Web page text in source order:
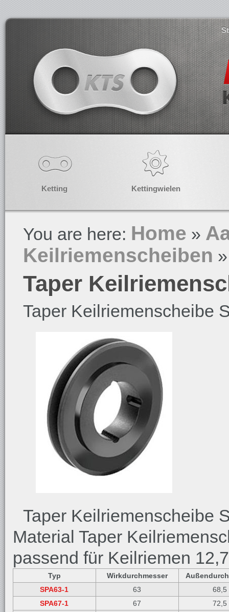
Ketting Kettingwielen
You are here: Home »
Keilriemenscheiben
Taper
Taper Keilriemenscheibe
Taper Keilriemenscheibe
Material Taper
passend für Keilriemen
Typ Wirkdurchmesser
SPA63-1
63
68,5
SPA67-1
67
72,5